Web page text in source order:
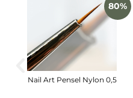
80%
Nail Art Pensel Nylon 0,5